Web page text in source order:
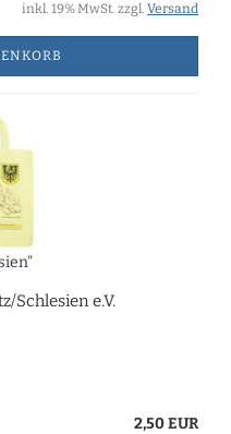
inkl. 19% MwSt. zzgl. Versand
Schlesien e.V.
2,50 EUR